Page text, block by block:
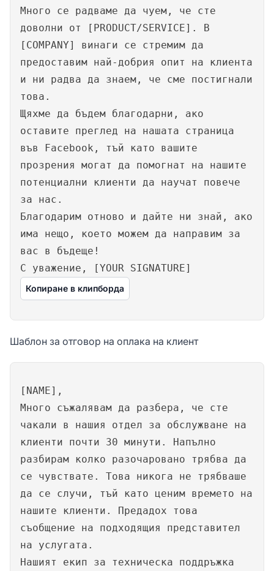
Много се радваме да чуем, че сте
доволни от [PRODUCT/SERVICE]. В
[COMPANY] винаги се стремим да
предоставим най-добрия опит на клиента
и ни радва да знаем, че сме постигнали
това.
Щяхме да бъдем благодарни, ако
оставите преглед на нашата страница
във Facebook, тъй като вашите
прозрения могат да помогнат на нашите
потенциални клиенти да научат повече
за нас.
Благодарим отново и дайте ни знай, ако
има нещо, което можем да направим за
вас в бъдеще!
С уважение, [YOUR SIGNATURE]
Копиране в клипборда
Шаблон за отговор на оплака на клиент
[NAME],
Много съжалявам да разбера, че сте
чакали в нашия отдел за обслужване на
клиенти почти 30 минути. Напълно
разбирам колко разочаровано трябва да
се чувствате. Това никога не трябваше
да се случи, тъй като ценим времето на
нашите клиенти. Предадох това
съобщение на подходящия представител
на услугата.
Нашият екип за техническа поддръжка